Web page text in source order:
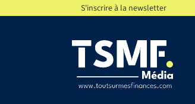
S'inscrire à la newsletter